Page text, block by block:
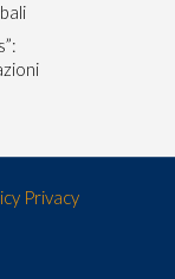
Privacy